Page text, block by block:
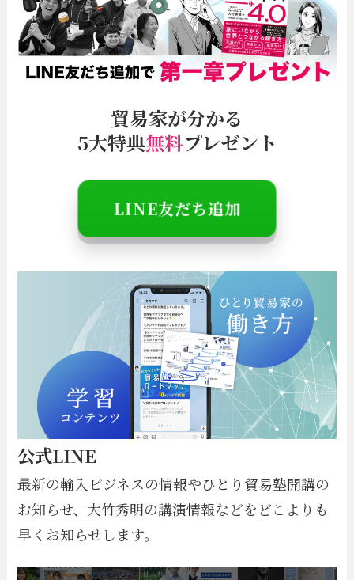
貿易家が分かる
5大特典無料プレゼント
LINE友だち追加
公式LINE
最新の輸入ビジネスの情報やひとり貿易塾開講の
お知らせ、大竹秀明の講演情報などをどこよりも
早くお知らせします。